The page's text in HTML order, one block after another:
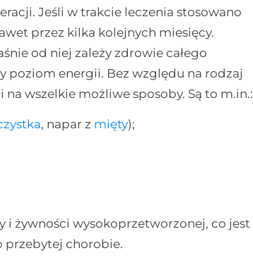
Jeśli w trakcie leczenia stosowano
przez kilka kolejnych miesięcy.
od niej zależy zdrowie całego
poziom energii. Bez względu na rodzaj
wszelkie możliwe sposoby. Są to m.in.:
, napar z mięty);
i żywności wysokoprzetworzonej, co jest
przebytej chorobie.